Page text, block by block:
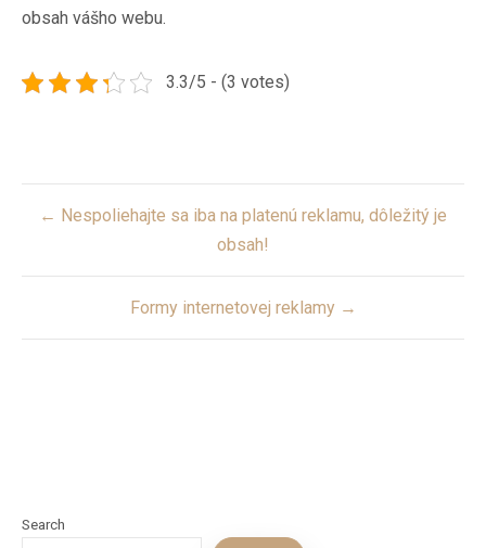
obsah vášho webu.
3.3/5 - (3 votes)
Post
navigation
← Nespoliehajte sa iba na platenú reklamu, dôležitý je
obsah!
Formy internetovej reklamy →
Search